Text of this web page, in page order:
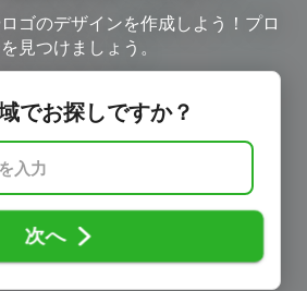
ゴのデザインを作成しよう！プロ
見つけましょう。
でお探しですか？
次へ